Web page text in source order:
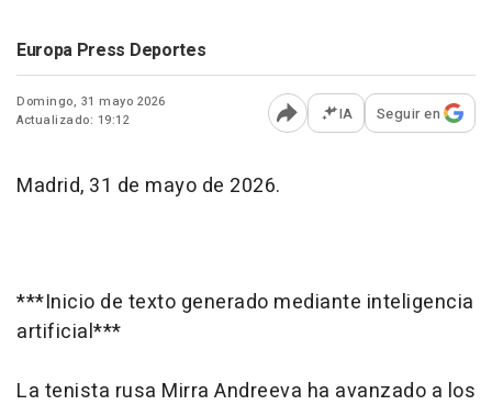
Europa Press Deportes
Domingo, 31 mayo 2026
Actualizado: 19:12
Abrir opciones para
IA Seguir en
Madrid, 31 de mayo de 2026.
***Inicio de texto generado mediante inteligencia
artificial***
La tenista rusa Mirra Andreeva ha avanzado a los